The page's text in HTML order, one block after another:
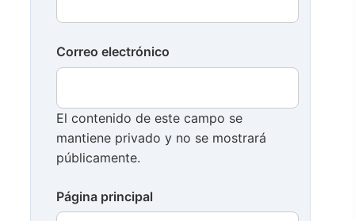
Correo electrónico
El contenido de este campo se
mantiene privado y no se mostrará
públicamente.
Página principal